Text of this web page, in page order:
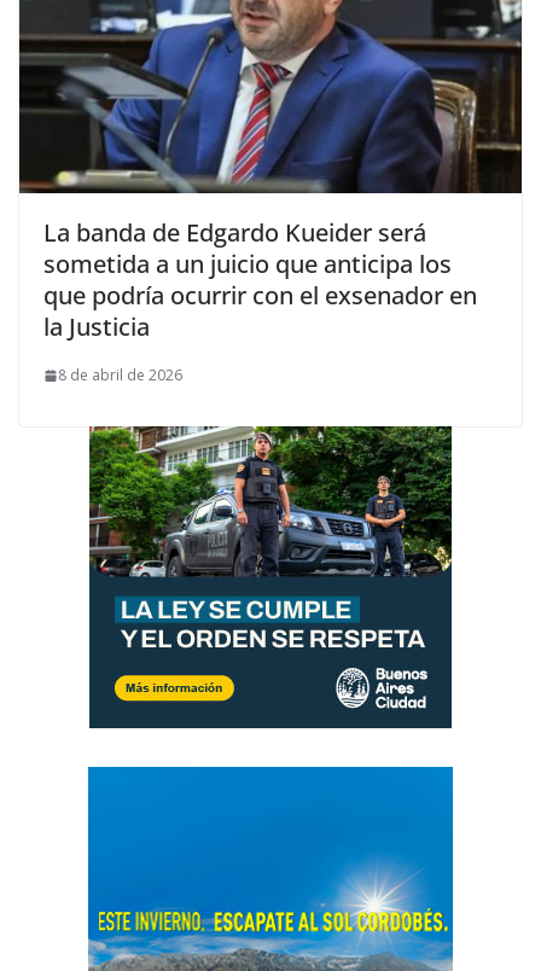
La banda de Edgardo Kueider será
sometida a un juicio que anticipa los
que podría ocurrir con el exsenador en
la Justicia
8 de abril de 2026